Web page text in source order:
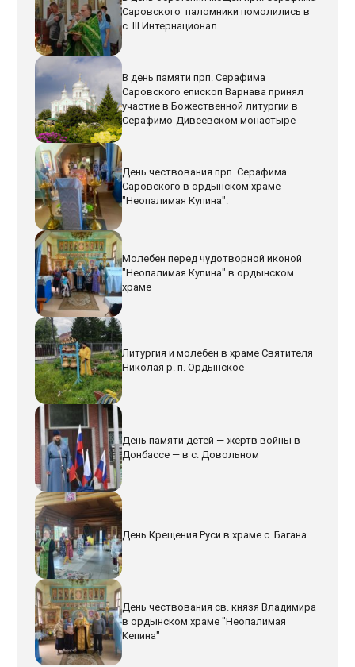
Саровского паломники помолились в
с. III Интернационал
В день памяти прп. Серафима
Саровского епископ Варнава принял
участие в Божественной литургии в
Серафимо-Дивеевском монастыре
День чествования прп. Серафима
Саровского в ордынском храме
"Неопалимая Купина".
Молебен перед чудотворной иконой
"Неопалимая Купина" в ордынском
храме
Литургия и молебен в храме Святителя
Николая р. п. Ордынское
День памяти детей — жертв войны в
Донбассе — в с. Довольном
День Крещения Руси в храме с. Багана
День чествования св. князя Владимира
в ордынском храме "Неопалимая
Кепина"